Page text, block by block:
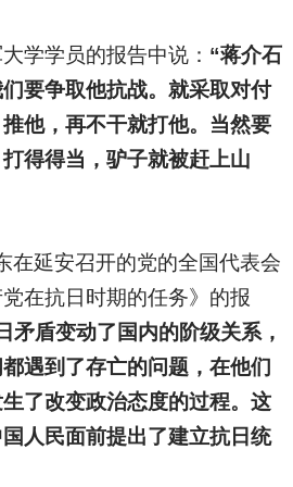
学学员的报告中说： “蒋介石
要争取他抗战。就采取对付
他，再不干就打他。当然要
得得当，驴子就被赶上山
在延安召开的党的全国代表会
在抗日时期的任务》的报
矛盾变动了国内的阶级关系，
遇到了存亡的问题，在他们
了改变政治态度的过程。这
人民面前提出了建立抗日统